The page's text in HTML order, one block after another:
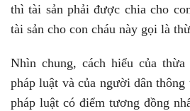
thì tài sản phải được chia cho
tài sản cho con cháu này gọi là
Nhìn chung, cách hiểu của
pháp luật và của người dân
pháp luật có điểm tương đồng